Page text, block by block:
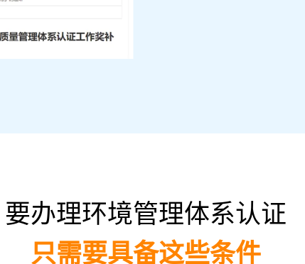
要办理环境管理体系认证
只需要具备这些条件